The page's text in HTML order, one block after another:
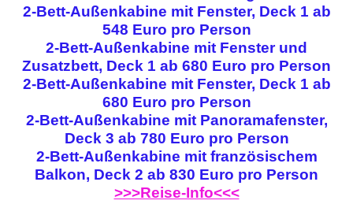
2-Bett-Außenkabine mit Fenster, Deck 1 ab
548 Euro pro Person
2-Bett-Außenkabine mit Fenster und
Zusatzbett, Deck 1 ab 680 Euro pro Person
2-Bett-Außenkabine mit Fenster, Deck 1 ab
680 Euro pro Person
2-Bett-Außenkabine mit Panoramafenster,
Deck 3 ab 780 Euro pro Person
2-Bett-Außenkabine mit französischem
Balkon, Deck 2 ab 830 Euro pro Person
>>>Reise-Info<<<